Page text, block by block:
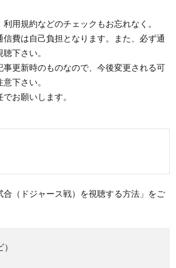
利用規約などのチェックもお忘れなく。
信費は自己負担となります。また、必ず通
下さい。
事更新時のものなので、今後変更される可
下さい。
お願いします。
合（ドジャース戦）を視聴する方法」をご